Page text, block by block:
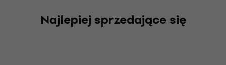
Najlepiej sprzedające się